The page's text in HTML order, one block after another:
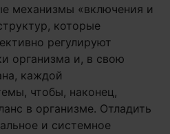
механизмы «включения и
которые
регулируют
организма и, в свою
каждой
чтобы, наконец,
в организме. Отладить
и системное